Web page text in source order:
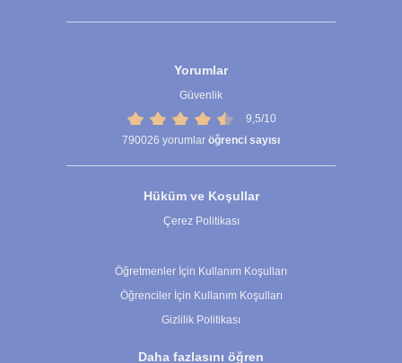
Yorumlar
Güvenlik
9,5/10
790026 yorumlar öğrenci sayısı
Hüküm ve Koşullar
Çerez Politikası
Öğretmenler İçin Kullanım Koşulları
Öğrenciler İçin Kullanım Koşulları
Gizlilik Politikası
Daha fazlasını öğren